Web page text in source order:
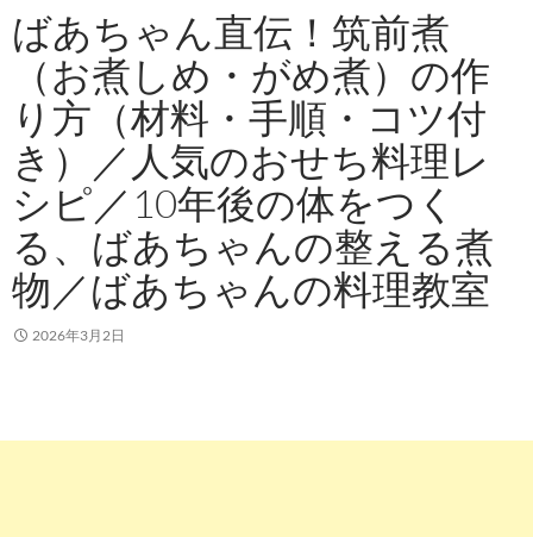
ばあちゃん直伝！筑前煮
（お煮しめ・がめ煮）の作
り方（材料・手順・コツ付
き）／人気のおせち料理レ
シピ／10年後の体をつく
る、ばあちゃんの整える煮
物／ばあちゃんの料理教室
2026年3月2日